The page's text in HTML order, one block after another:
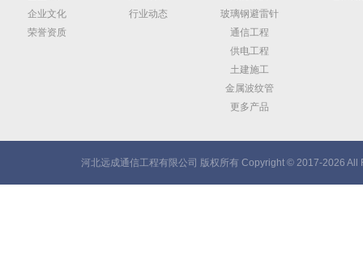
企业文化
荣誉资质
行业动态
玻璃钢避雷针
通信工程
供电工程
土建施工
金属波纹管
更多产品
河北远成通信工程有限公司 版权所有 Copyright © 2017-2026